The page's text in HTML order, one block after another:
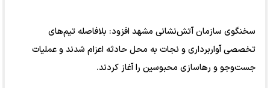
سخنگوی سازمان آتش‌نشانی مشهد افزود: بلافاصله تیم‌های
تخصصی آواربرداری و نجات به محل حادثه اعزام شدند و عملیات
جست‌و‌جو و رهاسازی محبوسین را آغاز کردند.